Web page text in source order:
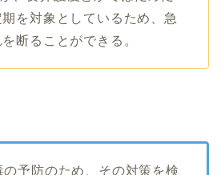
を対象としているため、急
断ることができる。
予防のため、その対策を検